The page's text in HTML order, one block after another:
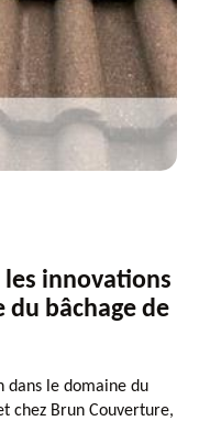
innovations
du bâchage de
dans le domaine du
chez Brun Couverture,